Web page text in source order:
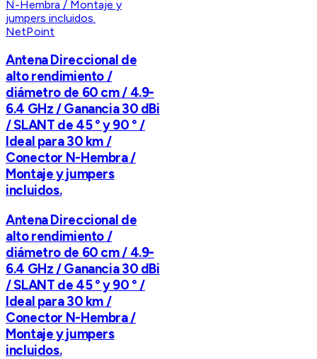
NetPoint
Antena Direccional de
alto rendimiento /
diámetro de 60 cm / 4.9-
6.4 GHz / Ganancia 30 dBi
/ SLANT de 45 ° y 90 ° /
Ideal para 30 km /
Conector N-Hembra /
Montaje y jumpers
incluidos.
Antena Direccional de
alto rendimiento /
diámetro de 60 cm / 4.9-
6.4 GHz / Ganancia 30 dBi
/ SLANT de 45 ° y 90 ° /
Ideal para 30 km /
Conector N-Hembra /
Montaje y jumpers
incluidos.